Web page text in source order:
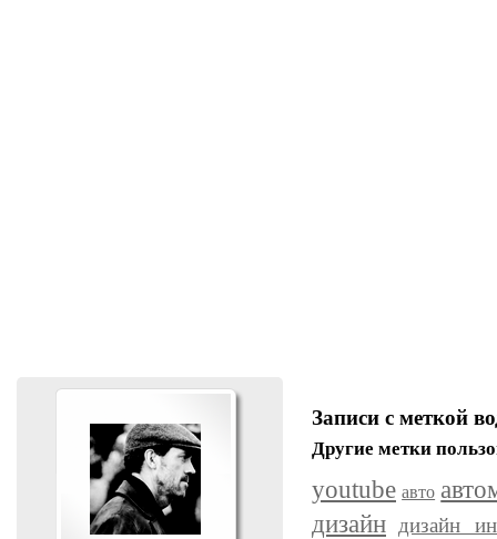
Записи с меткой
Другие метки
youtube авто
дизайн дизайн